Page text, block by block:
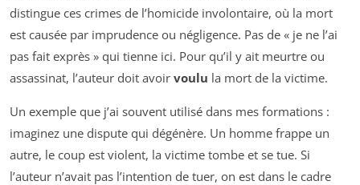
distingue ces crimes de l’homicide involontaire, où la mort
est causée par imprudence ou négligence. Pas de « je ne l’ai
pas fait exprès » qui tienne ici. Pour qu’il y ait meurtre ou
assassinat, l’auteur doit avoir voulu la mort de la victime.
Un exemple que j’ai souvent utilisé dans mes formations :
imaginez une dispute qui dégénère. Un homme frappe un
autre, le coup est violent, la victime tombe et se tue. Si
l’auteur n’avait pas l’intention de tuer, on est dans le cadre